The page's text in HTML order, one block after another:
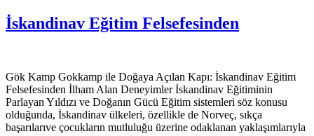
İskandinav Eğitim Felsefesinden
Gök Kamp Gokkamp ile Doğaya Açılan Kapı: İskandinav Eğitim
Felsefesinden İlham Alan Deneyimler İskandinav Eğitiminin
Parlayan Yıldızı ve Doğanın Gücü Eğitim sistemleri söz konusu
olduğunda, İskandinav ülkeleri, özellikle de Norveç, sıkça
başarılarıve çocukların mutluluğu üzerine odaklanan yaklaşımlarıyla